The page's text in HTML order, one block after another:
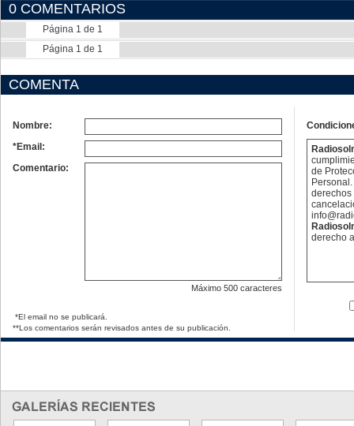
0 COMENTARIOS
Página 1 de 1
Página 1 de 1
COMENTA
Nombre:
*Email:
Comentario:
Máximo 500 caracteres
*El email no se publicará.
**Los comentarios serán revisados antes de su publicación.
de
derechos
derecho